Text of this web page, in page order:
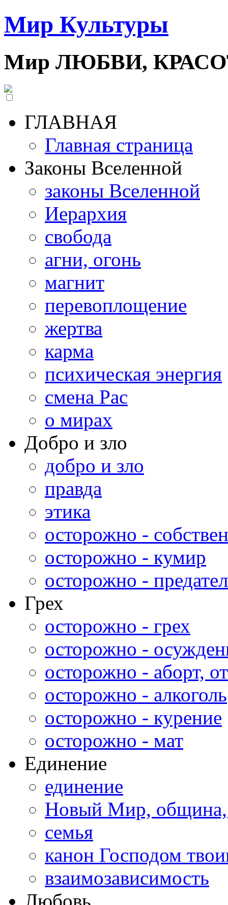
Мир Культуры
Мир ЛЮБВИ,
ГЛАВНАЯ
Главная страница
Законы Вселенной
законы Вселенной
Иерархия
свобода
агни, огонь
магнит
перевоплощение
жертва
карма
психическая энергия
смена Рас
о мирах
Добро и зло
добро и зло
правда
этика
осторожно -
осторожно - кумир
осторожно -
Грех
осторожно - грех
осторожно -
осторожно - аборт,
осторожно - алкоголь
осторожно - курение
осторожно - мат
Единение
единение
Новый Мир,
семья
канон Господом
взаимозависимость
Любовь